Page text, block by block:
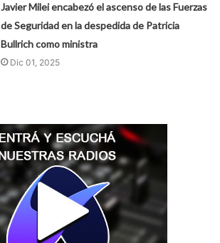
Javier Milei encabezó el ascenso de las Fuerzas
de Seguridad en la despedida de Patricia
Bullrich como ministra
Dic 01, 2025